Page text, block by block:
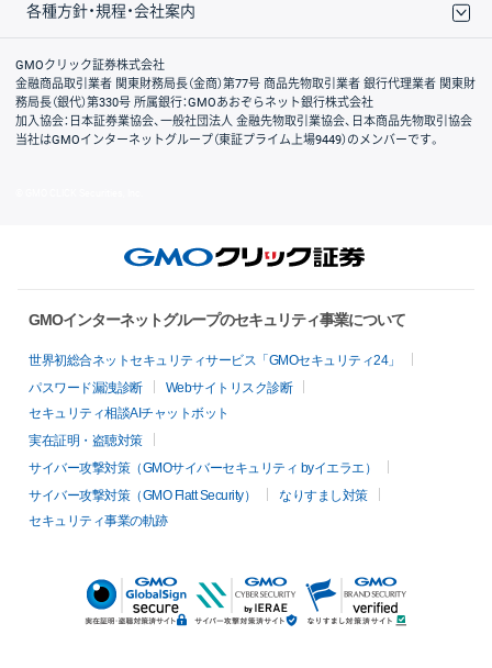
各種方針・規程・会社案内
取引規程・約款
サイトマップ
その他のご案内
個人情報保護方針
最良執行方針
サイトのご利用について
ディスクレイマー
信託保全
リスク説明
会社案内
GMOクリック証券株式会社
金融商品取引業者 関東財務局長（金商）第77号 商品先物取引業者 銀行代理業者 関東財
務局長（銀代）第330号 所属銀行：GMOあおぞらネット銀行株式会社
加入協会：日本証券業協会、一般社団法人 金融先物取引業協会、日本商品先物取引協会
当社はGMOインターネットグループ（東証プライム上場9449）のメンバーです。
GMOインターネットグループのセキュリティ事業について
世界初総合ネットセキュリティサービス「GMOセキュリティ24」
パスワード漏洩診断
Webサイトリスク診断
セキュリティ相談AIチャットボット
実在証明・盗聴対策
サイバー攻撃対策（GMOサイバーセキュリティ byイエラエ）
サイバー攻撃対策（GMO Flatt Security）
なりすまし対策
セキュリティ事業の軌跡